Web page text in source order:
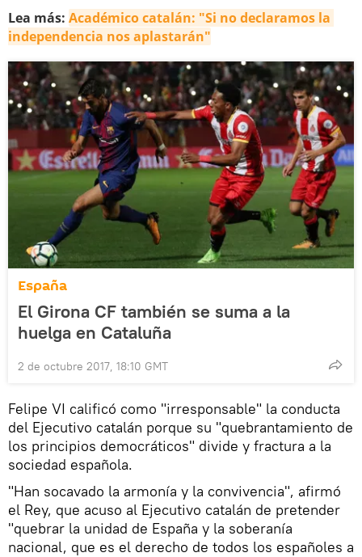
Lea más: Académico catalán: "Si no declaramos la
independencia nos aplastarán"
España
El Girona CF también se suma a la
huelga en Cataluña
2 de octubre 2017, 18:10 GMT
Felipe VI calificó como "irresponsable" la conducta
del Ejecutivo catalán porque su "quebrantamiento de
los principios democráticos" divide y fractura a la
sociedad española.
"Han socavado la armonía y la convivencia", afirmó
el Rey, que acuso al Ejecutivo catalán de pretender
"quebrar la unidad de España y la soberanía
nacional, que es el derecho de todos los españoles a